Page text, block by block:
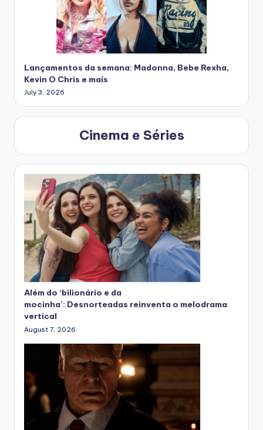
Lançamentos da semana: Madonna, Bebe Rexha,
Kevin O Chris e mais
July 3, 2026
Cinema e Séries
Além do ‘bilionário e da
mocinha’: Desnorteadas reinventa o melodrama
vertical
August 7, 2026